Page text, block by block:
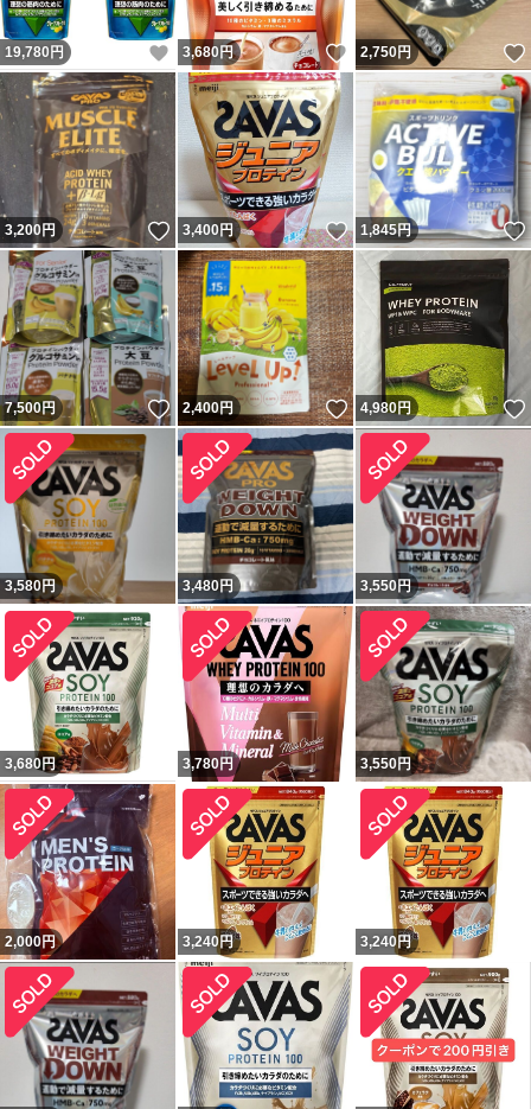
19,780 円 いいね！
3,680円 いいね！
2,750円
3,200円 いいね！
3,400円 いいね！
1,845円
7,500円 いいね！
2,400円 いいね！
4,980円
3,580円 3,480円 3,550円
3,680円 3,780円 3,550円
2,000円 3,240円 3,240円